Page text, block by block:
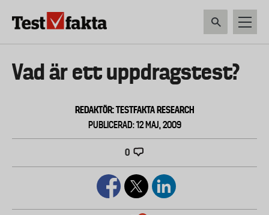
Huvudmeny
ny
Vad är ett uppdragstest?
REDAKTÖR: TESTFAKTA RESEARCH
PUBLICERAD: 12 MAJ, 2009
0